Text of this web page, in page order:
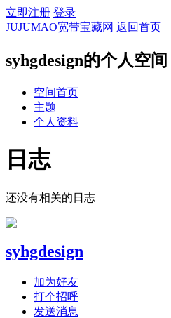
立即注册 登录
JUJUMAO宽带宝藏网 返回首页
syhgdesign的个人空间
空间首页
主题
个人资料
日志
还没有相关的日志
syhgdesign
加为好友
打个招呼
发送消息